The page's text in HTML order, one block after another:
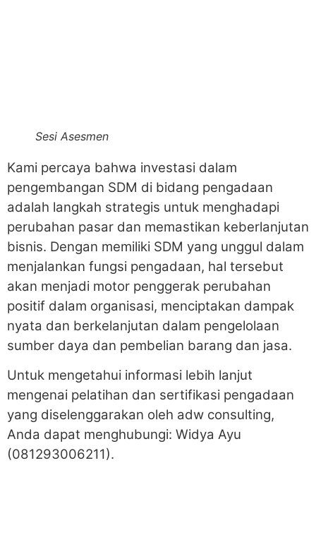
Sesi Asesmen
Kami percaya bahwa investasi dalam
pengembangan SDM di bidang pengadaan
adalah langkah strategis untuk menghadapi
perubahan pasar dan memastikan keberlanjutan
bisnis. Dengan memiliki SDM yang unggul dalam
menjalankan fungsi pengadaan, hal tersebut
akan menjadi motor penggerak perubahan
positif dalam organisasi, menciptakan dampak
nyata dan berkelanjutan dalam pengelolaan
sumber daya dan pembelian barang dan jasa.
Untuk mengetahui informasi lebih lanjut
mengenai pelatihan dan sertifikasi pengadaan
yang diselenggarakan oleh adw consulting,
Anda dapat menghubungi: Widya Ayu
(081293006211).